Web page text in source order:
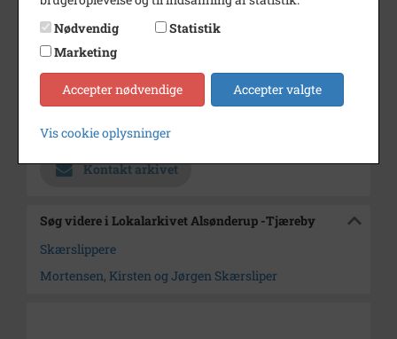
Dateringsnote
Fotograf
Størrelse
9 x 14
Arkiv
Lokalarkivet Alsønderup -
Kontakt arkivet
Søg videre i Lokalarkivet Alsønderup -Tjæreby
Skærslippere
Mortensen, Kirsten og Jørgen Skærsliper
Nødvendig
Statistik
Marketing
Accepter nødvendige Accepter valgte
Vis cookie oplysninger